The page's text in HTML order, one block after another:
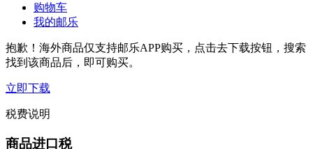
购物车
我的邮乐
抱歉！海外商品仅支持邮乐APP购买，点击去下载按钮，搜索
找到该商品后，即可购买。
立即下载
税费说明
商品进口税